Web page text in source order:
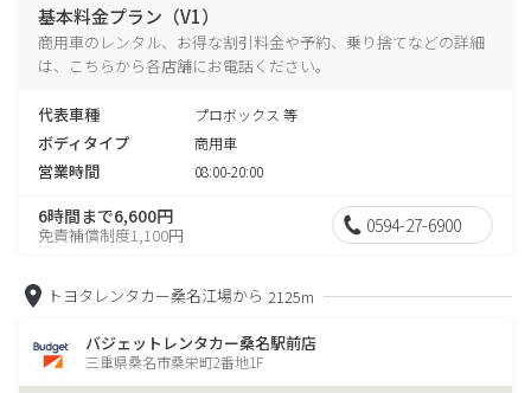
基本料金プラン（V1）
商用車のレンタル、お得な割引料金や予約、乗り捨てなどの詳細
は、こちらから各店舗にお電話ください。
代表車種 プロボックス 等
ボディタイプ 商用車
営業時間 08:00-20:00
6時間まで6,600円
免責補償制度1,100円 0594-27-6900
トヨタレンタカー桑名江場から 2125m
バジェットレンタカー桑名駅前店
三重県桑名市桑栄町2番地1F